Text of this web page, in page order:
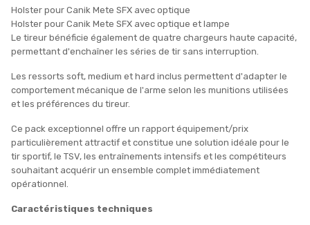
Holster pour Canik Mete SFX avec optique
Holster pour Canik Mete SFX avec optique et lampe
Le tireur bénéficie également de quatre chargeurs haute capacité,
permettant d'enchaîner les séries de tir sans interruption.
Les ressorts soft, medium et hard inclus permettent d'adapter le
comportement mécanique de l'arme selon les munitions utilisées
et les préférences du tireur.
Ce pack exceptionnel offre un rapport équipement/prix
particulièrement attractif et constitue une solution idéale pour le
tir sportif, le TSV, les entraînements intensifs et les compétiteurs
souhaitant acquérir un ensemble complet immédiatement
opérationnel.
Caractéristiques techniques